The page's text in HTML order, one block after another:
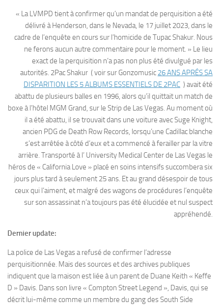
« La LVMPD tient à confirmer qu’un mandat de perquisition a été
délivré à Henderson, dans le Nevada, le 17 juillet 2023, dans le
cadre de l’enquête en cours sur l’homicide de Tupac Shakur. Nous
ne ferons aucun autre commentaire pour le moment. » Le lieu
exact de la perquisition n’a pas non plus été divulgué par les
autorités. 2Pac Shakur ( voir sur Gonzomusic 26 ANS APRÉS SA
DISPARITION LES 5 ALBUMS ESSENTIELS DE 2PAC ) avait été
abattu de plusieurs balles en 1996, alors qu’il quittait un match de
boxe à l’hôtel MGM Grand, sur le Strip de Las Vegas. Au moment où
il a été abattu, il se trouvait dans une voiture avec Suge Knight,
ancien PDG de Death Row Records, lorsqu’une Cadillac blanche
s’est arrêtée à côté d’eux et a commencé à ferailler par la vitre
arrière. Transporté à l’ University Medical Center de Las Vegas le
héros de « California Love » placé en soins intensifs succombera six
jours plus tard à seulement 25 ans. Et au grand désespoir de tous
ceux qui l’aiment, et malgré des wagons de procédures l’enquête
sur son assassinat n’a toujours pas été élucidée et nul suspect
appréhendé.
Dernier update:
La police de Las Vegas a refusé de confirmer l’adresse
perquisitionnée. Mais des sources et des archives publiques
indiquent que la maison est liée à un parent de Duane Keith « Keffe
D » Davis. Dans son livre « Compton Street Legend », Davis, qui se
décrit lui-même comme un membre du gang des South Side